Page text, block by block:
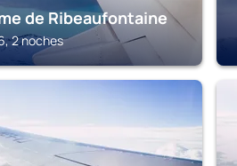
de Ribeaufontaine
2 noches